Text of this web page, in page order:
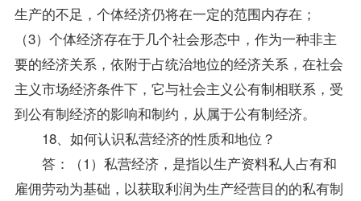
生产的不足，个体经济仍将在一定的范围内存在；
（3）个体经济存在于几个社会形态中，作为一种非主
要的经济关系，依附于占统治地位的经济关系，在社会
主义市场经济条件下，它与社会主义公有制相联系，受
到公有制经济的影响和制约，从属于公有制经济。
18、如何认识私营经济的性质和地位？
答：（1）私营经济，是指以生产资料私人占有和
雇佣劳动为基础，以获取利润为生产经营目的的私有制